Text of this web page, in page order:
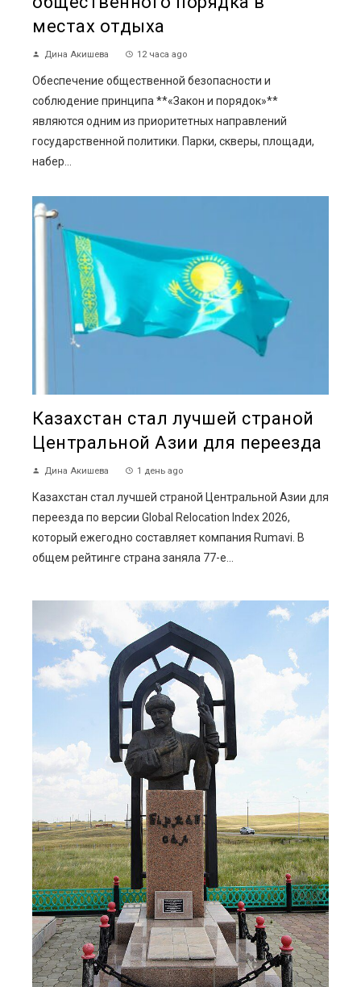
местах отдыха
Дина Акишева 12 часа ago
Обеспечение общественной безопасности и
соблюдение принципа **«Закон и порядок»**
являются одним из приоритетных направлений
государственной политики. Парки, скверы, площади,
набер...
Казахстан стал лучшей страной
Центральной Азии для переезда
Дина Акишева 1 день ago
Казахстан стал лучшей страной Центральной Азии для
переезда по версии Global Relocation Index 2026,
который ежегодно составляет компания Rumavi. В
общем рейтинге страна заняла 77-е...